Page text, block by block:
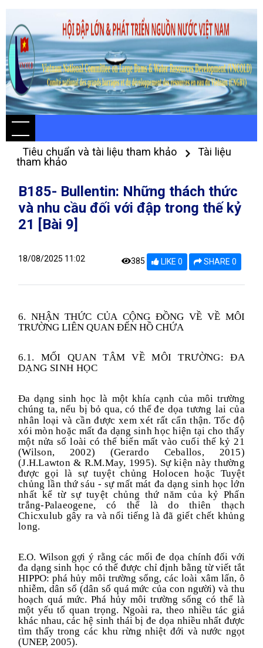
Tiêu chuẩn và tài liệu tham khảo
Tài liệu
tham khảo
B185- Bullentin: Những thách thức
và nhu cầu đối với đập trong thế kỷ
21 [Bài 9]
18/08/2025 11:02 385 LIKE 0 SHARE 0
6. NHẬN THỨC CỦA CỘNG ĐỒNG VỀ VỀ MÔI
TRƯỜNG LIÊN QUAN ĐẾN HỒ CHỨA
6.1. MỐI QUAN TÂM VỀ MÔI TRƯỜNG: ĐA
DẠNG SINH HỌC
Đa dạng sinh học là một khía cạnh của môi trường
chúng ta, nếu bị bỏ qua, có thể đe dọa tương lai của
nhân loại và cần được xem xét rất cẩn thận. Tốc độ
xói mòn hoặc mất đa dạng sinh học hiện tại cho thấy
một nửa số loài có thể biến mất vào cuối thế kỷ 21
(Wilson, 2002) (Gerardo Ceballos, 2015)
(J.H.Lawton & R.M.May, 1995). Sự kiện này thường
được gọi là sự tuyệt chủng Holocen hoặc Tuyệt
chủng lần thứ sáu - sự mất mát đa dạng sinh học lớn
nhất kể từ sự tuyệt chủng thứ năm của kỷ Phấn
trắng-Palaeogene, có thể là do thiên thạch
Chicxulub gây ra và nổi tiếng là đã giết chết khủng
long.
E.O. Wilson gợi ý rằng các mối đe dọa chính đối với
đa dạng sinh học có thể được chỉ định bằng từ viết tắt
HIPPO: phá hủy môi trường sống, các loài xâm lấn, ô
nhiễm, dân số (dân số quá mức của con người) và thu
hoạch quá mức. Phá hủy môi trường sống có thể là
một yếu tố quan trọng. Ngoài ra, theo nhiều tác giả
khác nhau, các hệ sinh thái bị đe dọa nhiều nhất được
tìm thấy trong các khu rừng nhiệt đới và nước ngọt
(UNEP, 2005).